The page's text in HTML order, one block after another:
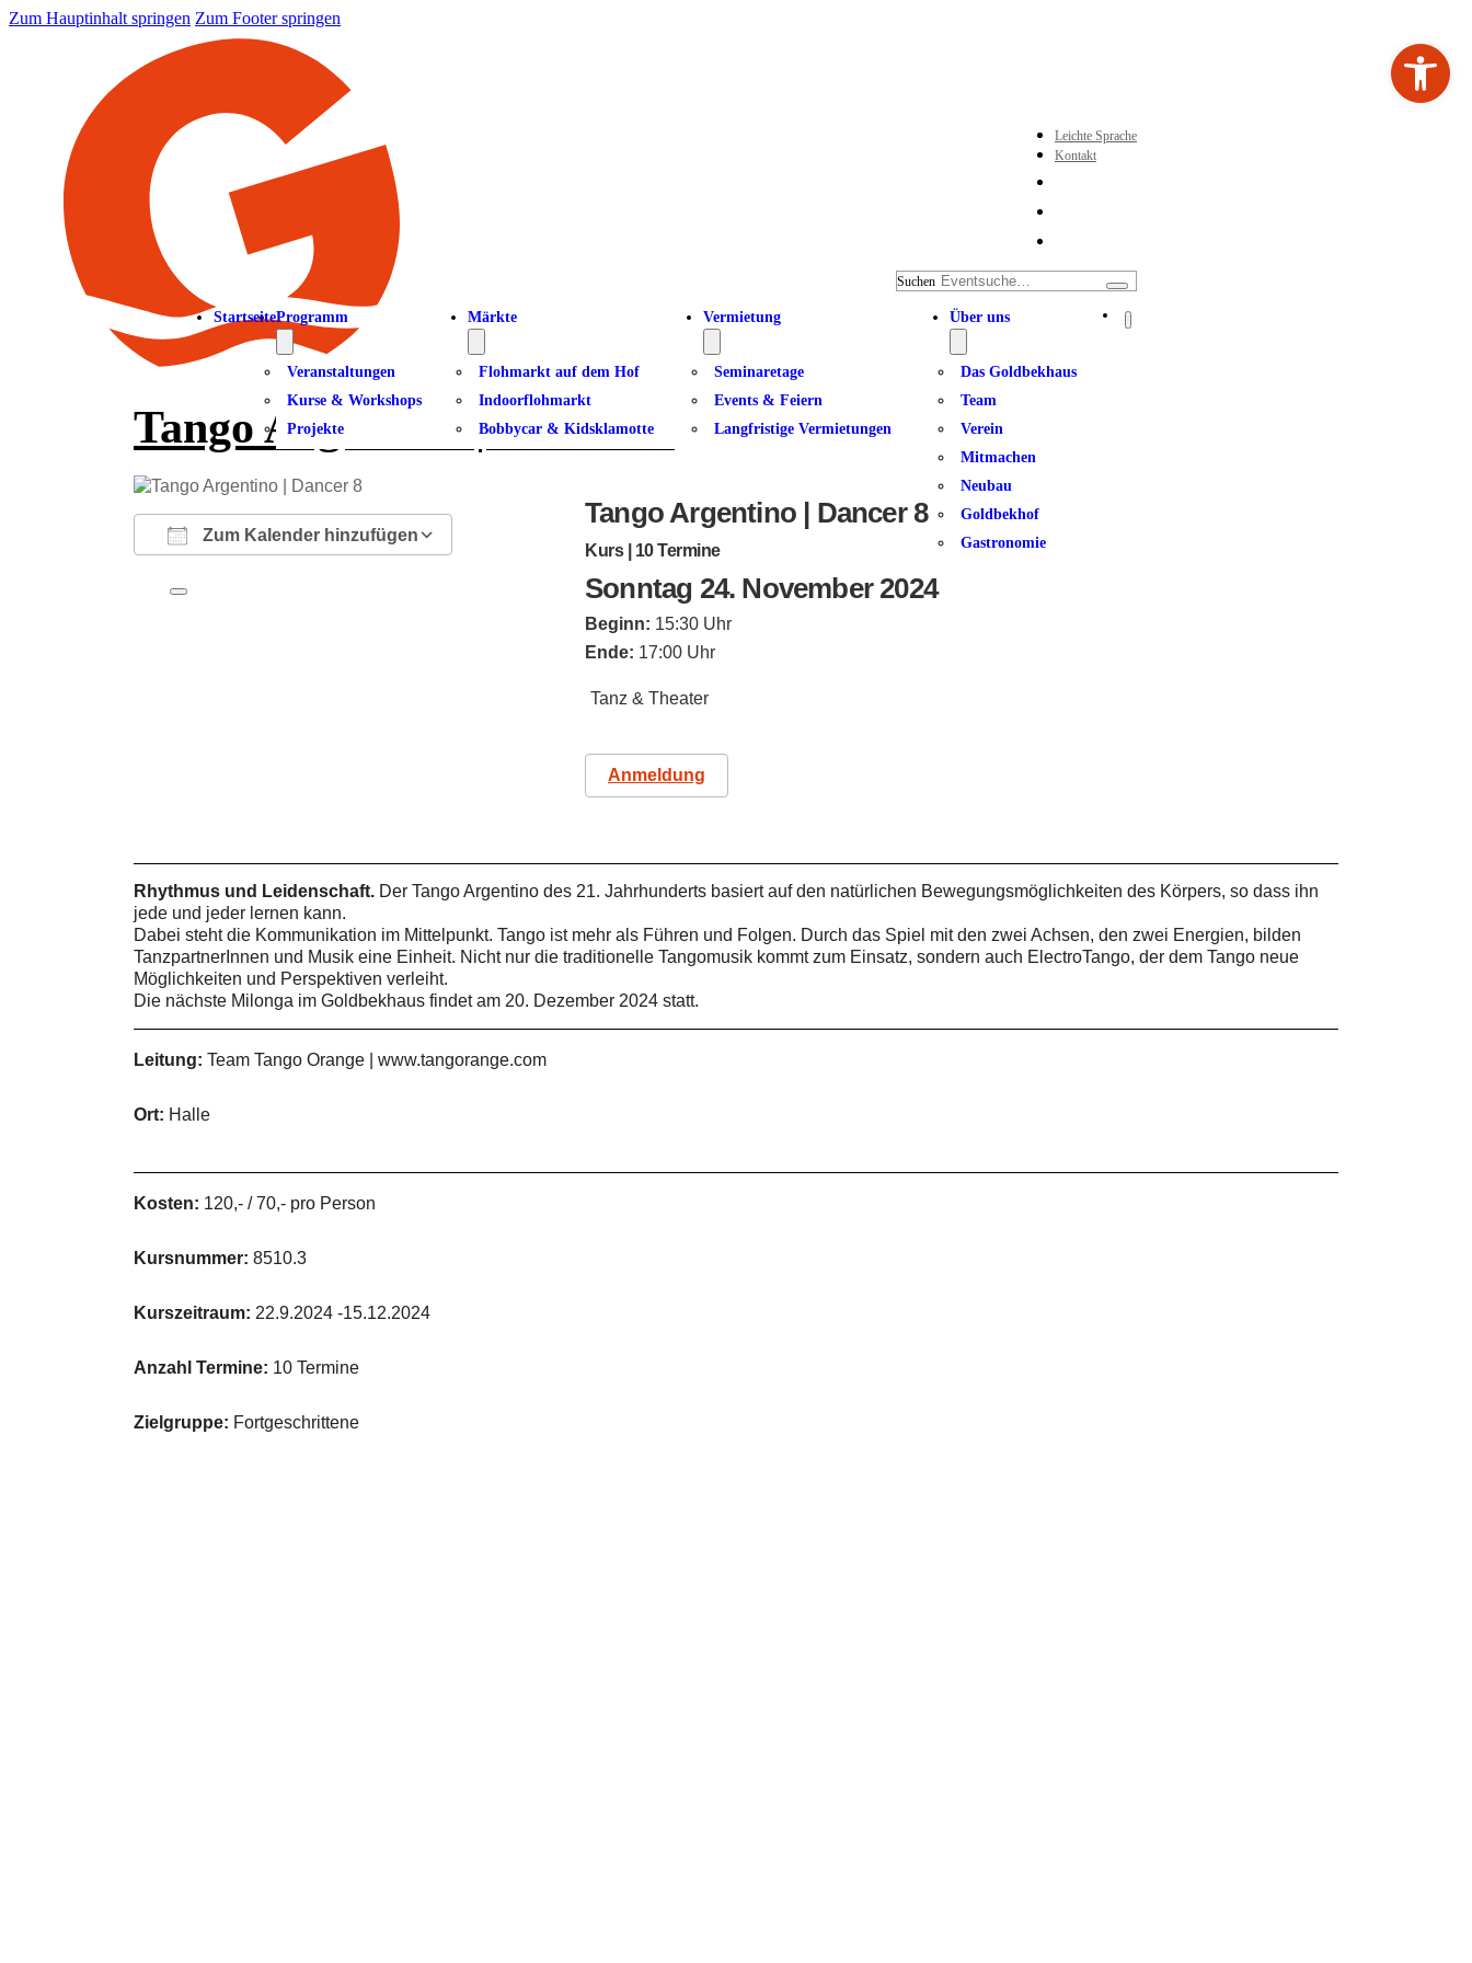
Zum Hauptinhalt springen Zum Footer springen
Leichte Sprache
Kontakt
Suchen
StartseiteProgramm
Veranstaltungen
Kurse & Workshops
Projekte
Märkte
Flohmarkt auf dem Hof
Indoorflohmarkt
Bobbycar & Kidsklamotte
Vermietung
Seminaretage
Events & Feiern
Langfristige Vermietungen
Über uns
Das Goldbekhaus
Team
Verein
Mitmachen
Neubau
Goldbekhof
Gastronomie
Tango Argentino | Dancer 8
Zum Kalender hinzufügen
ICS herunterladen
Tango Argentino | Dancer 8
Kurs | 10 Termine
Sonntag 24. November 2024
Beginn: 15:30 Uhr
Ende: 17:00 Uhr
Tanz & Theater
Anmeldung
Rhythmus und Leidenschaft. Der Tango Argentino des 21. Jahrhunderts basiert auf den natürlichen Bewegungsmöglichkeiten des Körpers, so dass ihn
jede und jeder lernen kann.
Dabei steht die Kommunikation im Mittelpunkt. Tango ist mehr als Führen und Folgen. Durch das Spiel mit den zwei Achsen, den zwei Energien, bilden
TanzpartnerInnen und Musik eine Einheit. Nicht nur die traditionelle Tangomusik kommt zum Einsatz, sondern auch ElectroTango, der dem Tango neue
Möglichkeiten und Perspektiven verleiht.
Die nächste Milonga im Goldbekhaus findet am 20. Dezember 2024 statt.
Leitung: Team Tango Orange | www.tangorange.com
Ort: Halle
Kosten: 120,- / 70,- pro Person
Kursnummer: 8510.3
Kurszeitraum: 22.9.2024 -15.12.2024
Anzahl Termine: 10 Termine
Zielgruppe: Fortgeschrittene